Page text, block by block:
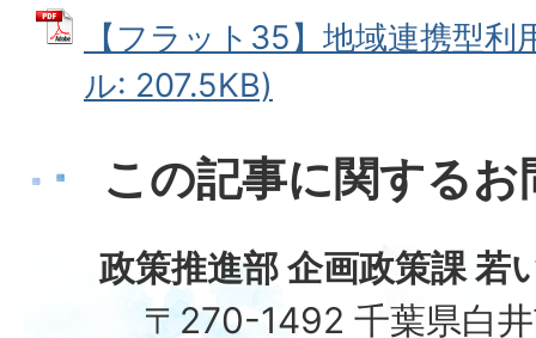
【フラット35】地域連携型
ル: 207.5KB)
この記事に関する
政策推進部 企画政策課 若
〒270-1492 千葉県白